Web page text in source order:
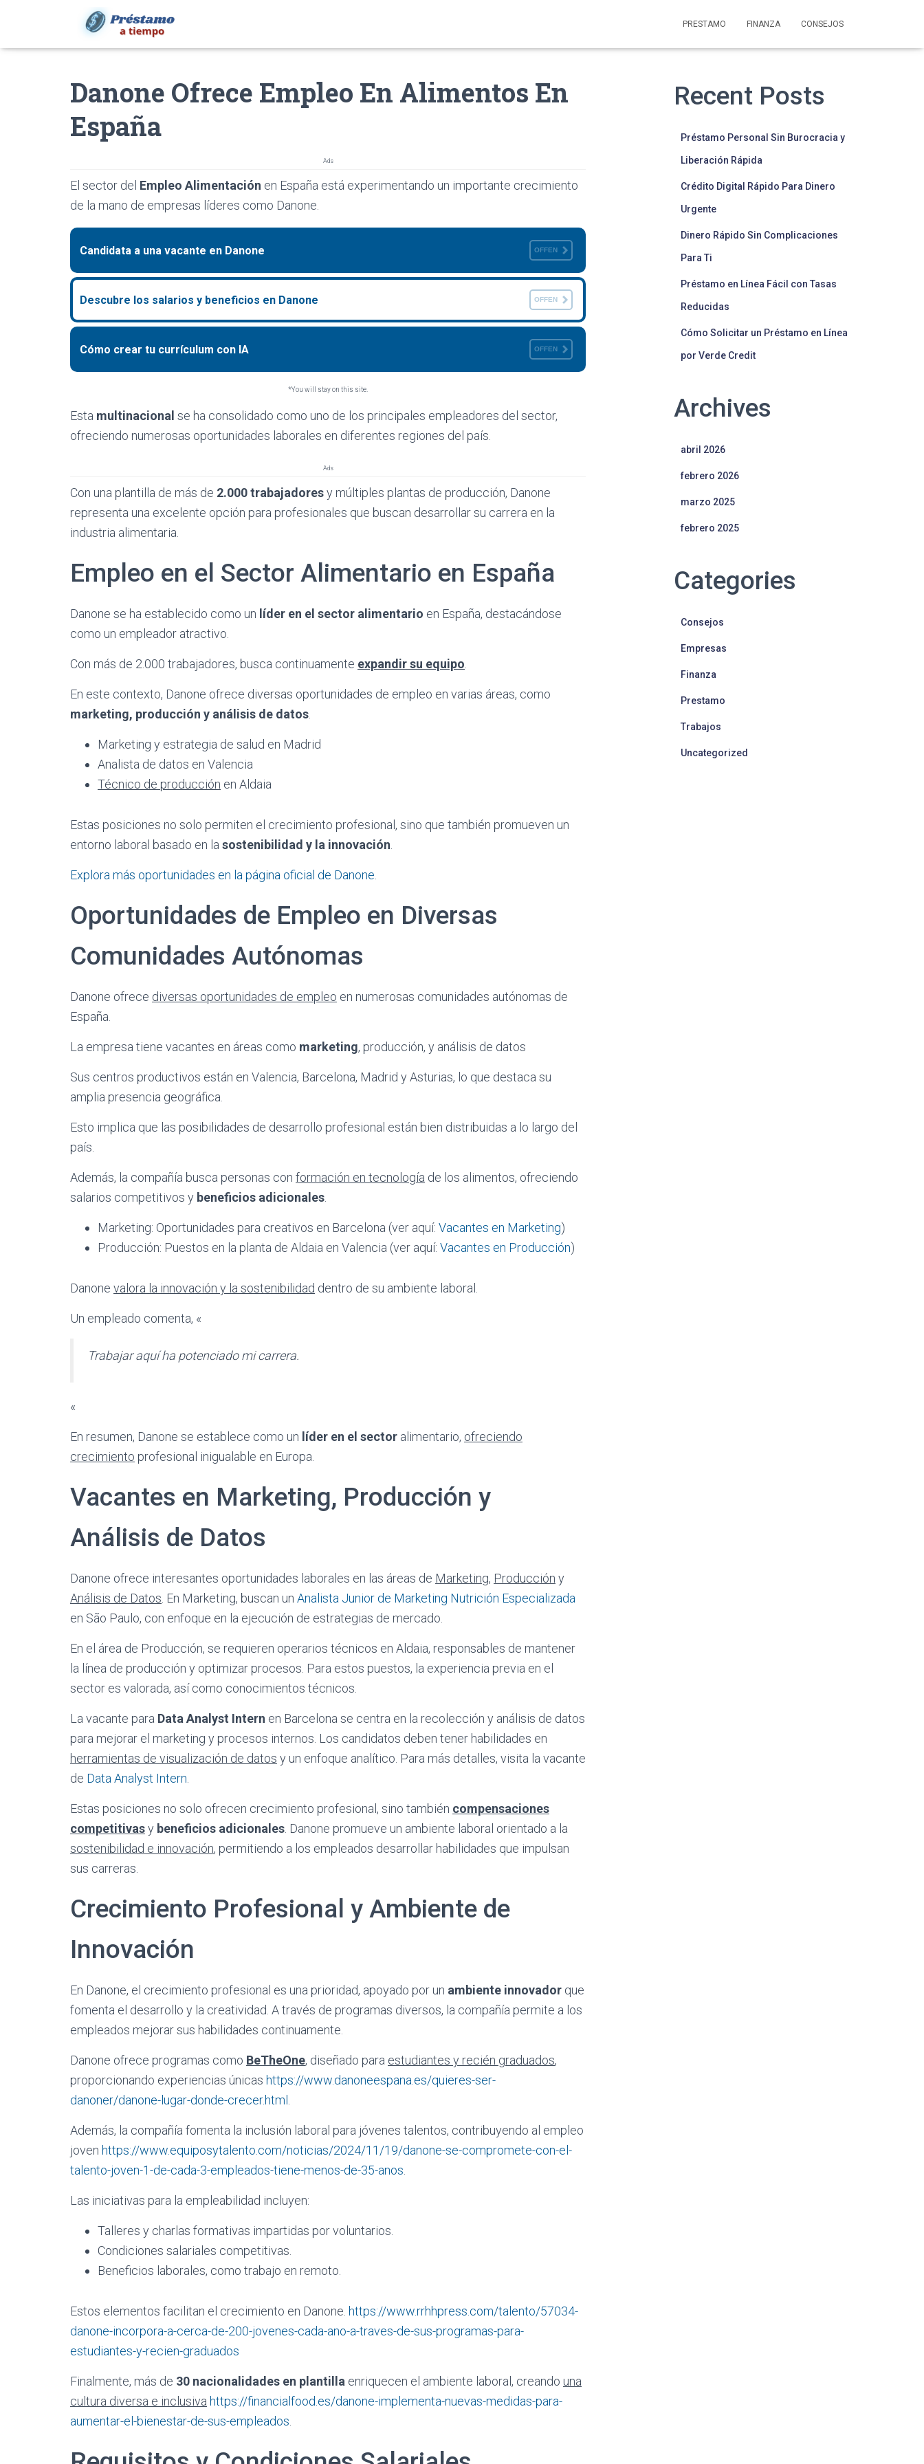
PRESTAMO FINANZA CONSEJOS
Danone Ofrece Empleo En Alimentos En
España
Ads
El sector del Empleo Alimentación en España está experimentando un importante crecimiento
de la mano de empresas líderes como Danone.
Candidata a una vacante en Danone OFFEN
Descubre los salarios y beneficios en Danone OFFEN
Cómo crear tu currículum con IA OFFEN
*You will stay on this site.
Esta multinacional se ha consolidado como uno de los principales empleadores del sector,
ofreciendo numerosas oportunidades laborales en diferentes regiones del país.
Ads
Con una plantilla de más de 2.000 trabajadoresy múltiples plantas de producción, Danone
representa una excelente opción para profesionales que buscan desarrollar su carrera en la
industria alimentaria.
Empleo en el Sector Alimentario en España
Danone se ha establecido como un líder en el sector alimentario en España, destacándose
como un empleador atractivo.
Con más de 2.000 trabajadores, busca continuamente expandir su equipo
En este contexto, Danone ofrece diversas oportunidades de empleo en varias áreas, como
marketing, producción y análisis de datos
Marketing y estrategia de salud en Madrid
Analista de datos en Valencia
Técnico de producción en Aldaia
Estas posiciones no solo permiten el crecimiento profesional, sino que también promueven un
entorno laboral basado en la sostenibilidad y la innovación
Explora más oportunidades en la página oficial de Danone
Oportunidades de Empleo en Diversas
Comunidades Autónomas
Danone ofrece diversas oportunidades de empleo en numerosas comunidades autónomas de
España.
La empresa tiene vacantes en áreas como marketing, producción, y análisis de datos
Sus centros productivos están en Valencia, Barcelona, Madrid y Asturias, lo que destaca su
amplia presencia geográfica.
Esto implica que las posibilidades de desarrollo profesional están bien distribuidas a lo largo del
país.
Además, la compañía busca personas con formación en tecnología de los alimentos, ofreciendo
salarios competitivos y beneficios adicionales
Marketing: Oportunidades para creativos en Barcelona (ver aquí: Vacantes en Marketing)
Producción: Puestos en la planta de Aldaia en Valencia (ver aquí: Vacantes en Producción)
Danone valora la innovación y la sostenibilidad dentro de su ambiente laboral.
Un empleado comenta, «
Trabajar aquí ha potenciado mi carrera.
«
En resumen, Danone se establece como un líder en el sector alimentario, ofreciendo
crecimiento profesional inigualable en Europa.
Vacantes en Marketing, Producción y
Análisis de Datos
Danone ofrece interesantes oportunidades laborales en las áreas de Marketing, Producción y
Análisis de Datos . En Marketing, buscan un Analista Junior de Marketing Nutrición Especializada
en São Paulo, con enfoque en la ejecución de estrategias de mercado.
En el área de Producción, se requieren operarios técnicos en Aldaia, responsables de mantener
la línea de producción y optimizar procesos. Para estos puestos, la experiencia previa en el
sector es valorada, así como conocimientos técnicos.
La vacante para Data Analyst Intern en Barcelona se centra en la recolección y análisis de datos
para mejorar el marketing y procesos internos. Los candidatos deben tener habilidades en
herramientas de visualización de datos y un enfoque analítico. Para más detalles, visita la vacante
de Data Analyst Intern
Estas posiciones no solo ofrecen crecimiento profesional, sino también compensaciones
competitivasy beneficios adicionales . Danone promueve un ambiente laboral orientado a la
sostenibilidad e innovación, permitiendo a los empleados desarrollar habilidades que impulsan
sus carreras.
Crecimiento Profesional y Ambiente de
Innovación
En Danone, el crecimiento profesional es una prioridad, apoyado por un ambiente innovador que
fomenta el desarrollo y la creatividad. A través de programas diversos, la compañía permite a los
empleados mejorar sus habilidades continuamente.
Danone ofrece programas como BeTheOne, diseñado para estudiantes y recién graduados,
proporcionando experiencias únicas https://www.danoneespana.es/quieres-ser-
danoner/danone-lugar-donde-crecer.html
Además, la compañía fomenta la inclusión laboral para jóvenes talentos, contribuyendo al empleo
joven https://www.equiposytalento.com/noticias/2024/11/19/danone-se-compromete-con-el-
talento-joven-1-de-cada-3-empleados-tiene-menos-de-35-anos
Las iniciativas para la empleabilidad incluyen:
Talleres y charlas formativas impartidas por voluntarios.
Condiciones salariales competitivas.
Beneficios laborales, como trabajo en remoto.
Estos elementos facilitan el crecimiento en Danone. https://www.rrhhpress.com/talento/57034-
danone-incorpora-a-cerca-de-200-jovenes-cada-ano-a-traves-de-sus-programas-para-
estudiantes-y-recien-graduados
Finalmente, más de 30 nacionalidades en plantilla enriquecen el ambiente laboral, creando una
cultura diversa e inclusiva https://financialfood.es/danone-implementa-nuevas-medidas-para-
aumentar-el-bienestar-de-sus-empleados
Recent Posts
Préstamo Personal Sin Burocracia y
Liberación Rápida
Crédito Digital Rápido Para Dinero
Urgente
Dinero Rápido Sin Complicaciones
Para Ti
Préstamo en Línea Fácil con Tasas
Reducidas
Cómo Solicitar un Préstamo en Línea
por Verde Credit
Archives
abril 2026
febrero 2026
marzo 2025
febrero 2025
Categories
Consejos
Empresas
Finanza
Prestamo
Trabajos
Uncategorized